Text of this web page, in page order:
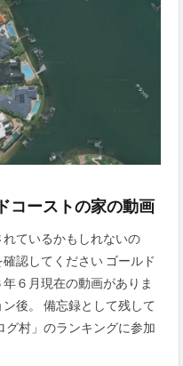
コーストの家の動画
ているかもしれないの
認してください ゴールド
６月現在の動画がありま
後。 備忘録として残して
グ村」のランキングに参加